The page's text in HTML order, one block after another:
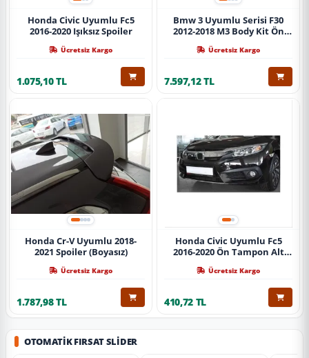
Honda Civic Uyumlu Fc5
2016-2020 Işıksız Spoiler
Ücretsiz Kargo
1.075,10 TL
Bmw 3 Uyumlu Serisi F30
2012-2018 M3 Body Kit Ön
Ücretsiz Kargo
7.597,12 TL
Honda Cr-V Uyumlu 2018-
2021 Spoiler (Boyasız)
Ücretsiz Kargo
1.787,98 TL
Honda Civic Uyumlu Fc5
2016-2020 Ön Tampon Alt
Ücretsiz Kargo
410,72 TL
OTOMATIK FIRSAT SLIDER